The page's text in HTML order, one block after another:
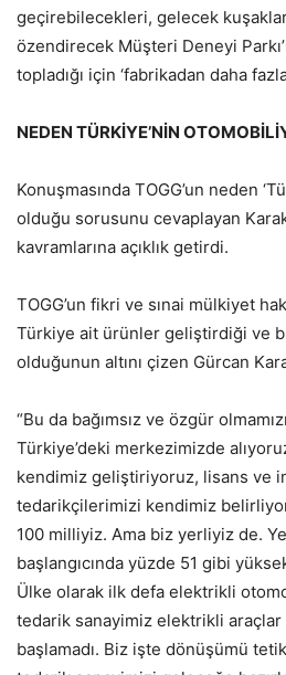
geçirebilecekleri, gelecek
özendirecek Müşteri Deneyi
topladığı için ‘fabrikadan daha
NEDEN TÜRKİYE’NİN
Konuşmasında TOGG’un neden
olduğu sorusunu cevaplayan
kavramlarına açıklık getirdi.
TOGG’un fikri ve sınai mülkiyet
Türkiye ait ürünler geliştirdiği ve
olduğunun altını çizen Gürcan
“Bu da bağımsız ve özgür
Türkiye’deki merkezimizde
kendimiz geliştiriyoruz, lisans ve
tedarikçilerimizi kendimiz
100 milliyiz. Ama biz yerliyiz de.
başlangıcında yüzde 51 gibi
Ülke olarak ilk defa elektrikli
tedarik sanayimiz elektrikli
başlamadı. Biz işte dönüşümü